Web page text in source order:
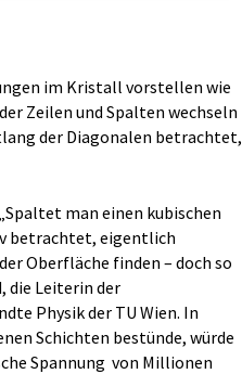
im Kristall vorstellen wie
Zeilen und Spalten wechseln
der Diagonalen betrachtet,
man einen kubischen
betrachtet, eigentlich
Oberfläche finden – doch so
die Leiterin der
Physik der TU Wien. In
Schichten bestünde, würde
Spannung von Millionen